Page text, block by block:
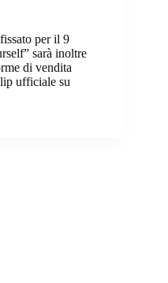
per il 9
sarà inoltre
di vendita
ufficiale su